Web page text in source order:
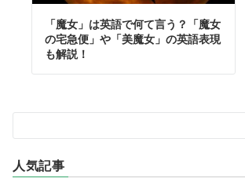
「魔女」は英語で何て言う？「魔女
の宅急便」や「美魔女」の英語表現
も解説！
人気記事